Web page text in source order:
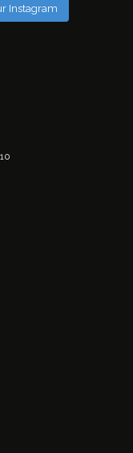
Instagram